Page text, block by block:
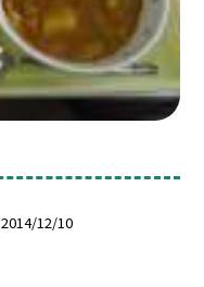
2014/12/10